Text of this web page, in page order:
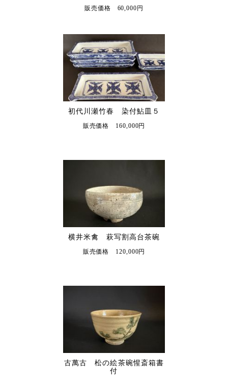
販売価格 60,000円
初代川瀬竹春 染付鮎皿５
販売価格 160,000円
横井米禽 萩写割高台茶碗
販売価格 120,000円
古萬古 松の絵茶碗惺斎箱書
付